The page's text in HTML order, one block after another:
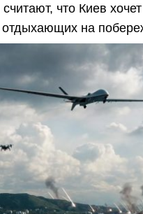
что Киев
отдыхающих на